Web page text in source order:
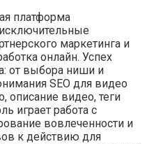
платформа
маркетинга и
онлайн. Успех
от выбора ниши и
SEO для видео
описание видео, теги
играет работа с
вовлеченности и
к действию для